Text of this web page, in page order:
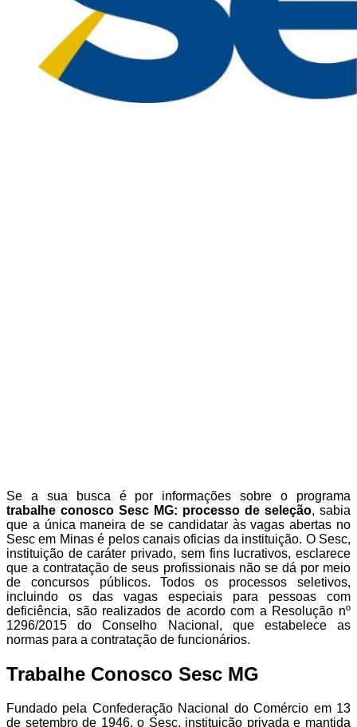
Se a sua busca é por informações sobre o programa
trabalhe conosco Sesc MG: processo de seleção, sabia
que a única maneira de se candidatar às vagas abertas no
Sesc em Minas é pelos canais oficias da instituição. O Sesc,
instituição de caráter privado, sem fins lucrativos, esclarece
que a contratação de seus profissionais não se dá por meio
de concursos públicos. Todos os processos seletivos,
incluindo os das vagas especiais para pessoas com
deficiência, são realizados de acordo com a Resolução nº
1296/2015 do Conselho Nacional, que estabelece as
normas para a contratação de funcionários.
Trabalhe Conosco Sesc MG
Fundado pela Confederação Nacional do Comércio em 13
de setembro de 1946, o Sesc, instituição privada e mantida